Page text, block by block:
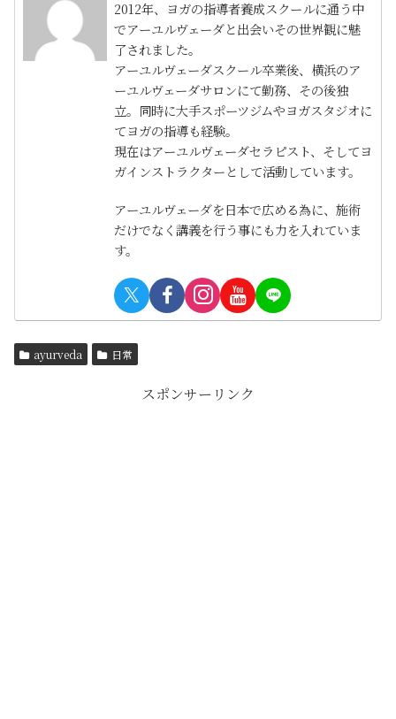
2012年、ヨガの指導者養成スクールに通う中
でアーユルヴェーダと出会いその世界観に魅
了されました。
アーユルヴェーダスクール卒業後、横浜のア
ーユルヴェーダサロンにて勤務、その後独
立。同時に大手スポーツジムやヨガスタジオに
てヨガの指導も経験。
現在はアーユルヴェーダセラピスト、そしてヨ
ガインストラクターとして活動しています。
アーユルヴェーダを日本で広める為に、施術
だけでなく講義を行う事にも力を入れていま
す。
ayurveda 日常
スポンサーリンク